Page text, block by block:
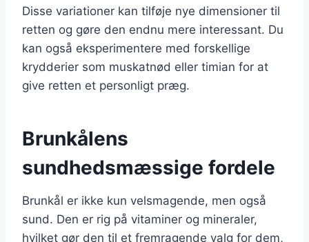
Disse variationer kan tilføje nye dimensioner til
retten og gøre den endnu mere interessant. Du
kan også eksperimentere med forskellige
krydderier som muskatnød eller timian for at
give retten et personligt præg.
Brunkålens
sundhedsmæssige fordele
Brunkål er ikke kun velsmagende, men også
sund. Den er rig på vitaminer og mineraler,
hvilket gør den til et fremragende valg for dem,